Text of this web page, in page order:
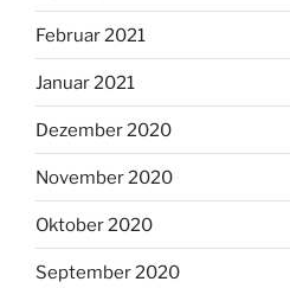
Februar 2021
Januar 2021
Dezember 2020
November 2020
Oktober 2020
September 2020